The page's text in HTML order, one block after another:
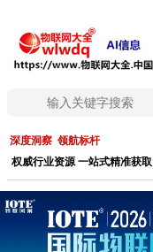
深度洞察 领航标杆
权威行业资源 一站式精准获取